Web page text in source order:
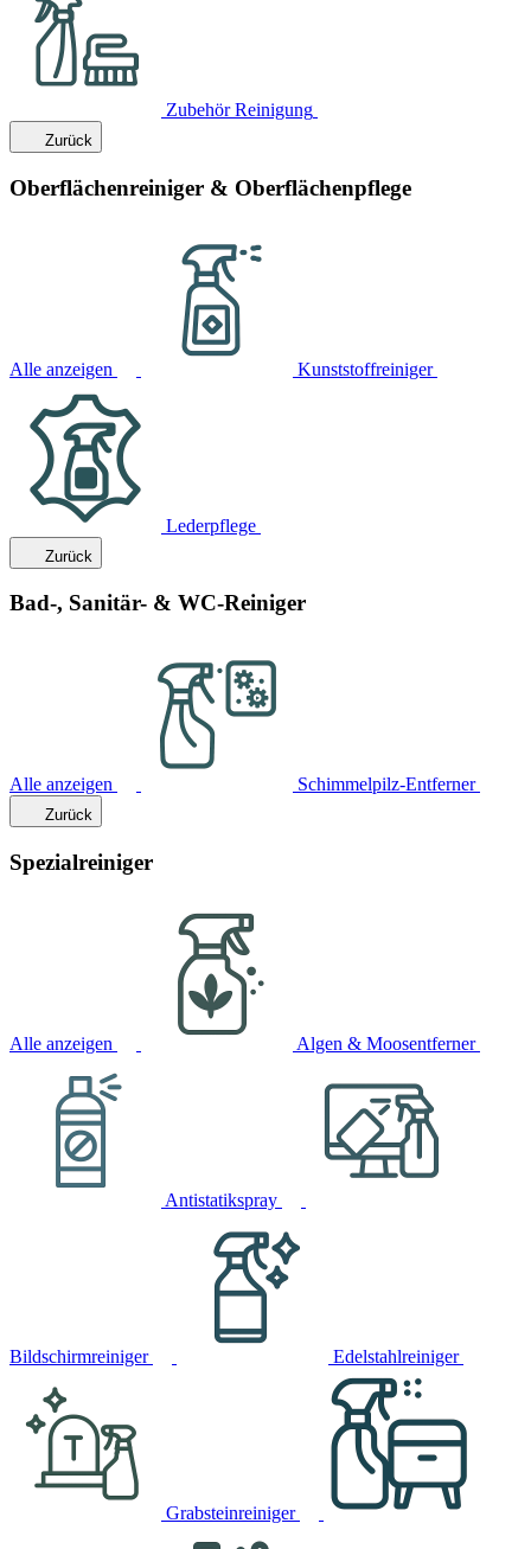
Zubehör Reinigung
Zurück
Oberflächenreiniger & Oberflächenpflege
Alle anzeigen Kunststoffreiniger
Lederpflege
Zurück
Bad-, Sanitär- & WC-Reiniger
Alle anzeigen Schimmelpilz-Entferner
Zurück
Spezialreiniger
Alle anzeigen Algen & Moosentferner
Antistatikspray
Bildschirmreiniger Edelstahlreiniger
Grabsteinreiniger